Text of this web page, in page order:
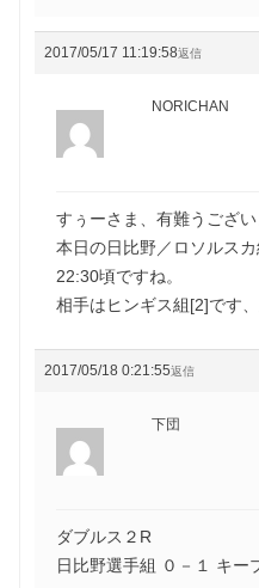
2017/05/17 11:19:58返信
NORICHAN
すぅーさま、有難うござ
本日の日比野／ロソルス
22:30頃ですね。
相手はヒンギス組[2]です
2017/05/18 0:21:55返信
下団
ダブルス２R
日比野選手組 ０－１ キ